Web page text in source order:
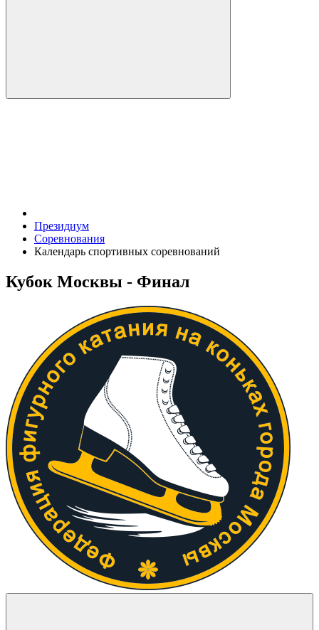
Президиум
Соревнования
Календарь спортивных соревнований
Кубок Москвы - Финал